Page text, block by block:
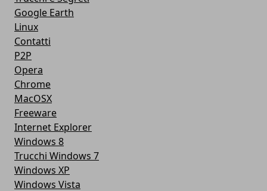
Google Earth
Linux
Contatti
P2P
Opera
Chrome
MacOSX
Freeware
Internet Explorer
Windows 8
Trucchi Windows 7
Windows XP
Windows Vista